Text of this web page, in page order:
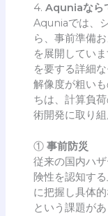
4. Aquniaなら
Aquniaでは、
ら、事前準備
を展開してい
を要する詳細
解像度が粗い
ちは、計算負
術開発に取り組
① 事前防災
従来の国内ハ
険性を認知す
に把握し具体
という課題が